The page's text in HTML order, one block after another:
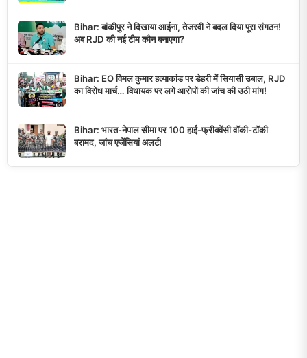
Bihar: बांकीपुर ने दिखाया आईना, तेजस्वी ने बदल दिया पूरा संगठन!
अब RJD की नई टीम कौन बनाएगा?
Bihar: EO विमल कुमार हत्याकांड पर डेहरी में सियासी उबाल, RJD
का विरोध मार्च… विधायक पर लगे आरोपों की जांच की उठी मांग!
Bihar: भारत-नेपाल सीमा पर 100 हाई-फ्रीक्वेंसी वॉकी-टॉकी
बरामद, जांच एजेंसियां अलर्ट!